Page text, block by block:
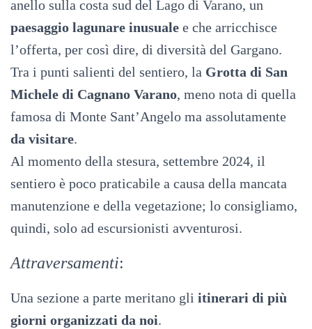
anello sulla costa sud del Lago di Varano, un
paesaggio lagunare inusuale e che arricchisce
l’offerta, per così dire, di diversità del Gargano.
Tra i punti salienti del sentiero, la Grotta di San
Michele di Cagnano Varano, meno nota di quella
famosa di Monte Sant’Angelo ma assolutamente
da visitare.
Al momento della stesura, settembre 2024, il
sentiero è poco praticabile a causa della mancata
manutenzione e della vegetazione; lo consigliamo,
quindi, solo ad escursionisti avventurosi.
Attraversamenti:
Una sezione a parte meritano gli itinerari di più
giorni organizzati da noi.